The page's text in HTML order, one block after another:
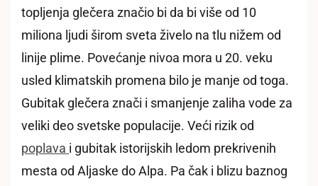
topljenja glečera značio bi da bi više od 10
miliona ljudi širom sveta živelo na tlu nižem od
linije plime. Povećanje nivoa mora u 20. veku
usled klimatskih promena bilo je manje od toga.
Gubitak glečera znači i smanjenje zaliha vode za
veliki deo svetske populacije. Veći rizik od
poplava i gubitak istorijskih ledom prekrivenih
mesta od Aljaske do Alpa. Pa čak i blizu baznog